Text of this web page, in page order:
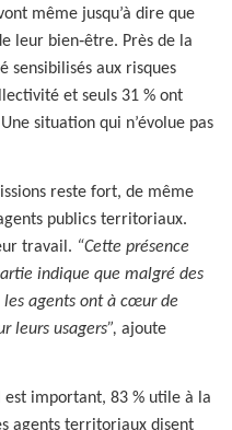
même jusqu’à dire que
leur bien‑être. Près de la
sensibilisés aux risques
et seuls 31 % ont
situation qui n’évolue pas
reste fort, de même
publics territoriaux.
travail. “Cette présence
indique que malgré des
agents ont à cœur de
leurs usagers”, ajoute
important, 83 % utile à la
agents territoriaux disent